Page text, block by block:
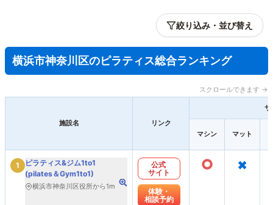
絞り込み・並び替え
横浜市神奈川区のピラティス総合ランキング
スクロールできます →
施設名 リンク
サ
マシン マット
1
ピラティス&ジム1to1
(pilates＆Gym1to1)
横浜市神奈川区役所から1m
公式
サイト
体験・
相談予約
○ ×